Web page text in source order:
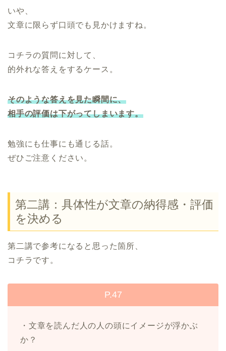
いや、
文章に限らず口頭でも見かけますね。
コチラの質問に対して、
的外れな答えをするケース。
そのような答えを見た瞬間に、
相手の評価は下がってしまいます。
勉強にも仕事にも通じる話。
ぜひご注意ください。
第二講：具体性が文章の納得感・評価
を決める
第二講で参考になると思った箇所、
コチラです。
P.47
・文章を読んだ人の人の頭にイメージが浮かぶ
か？